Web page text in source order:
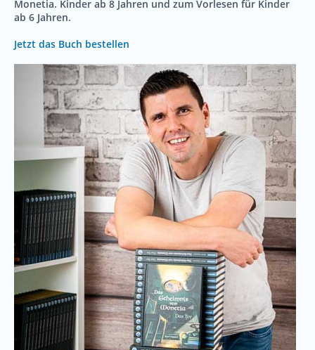
Monetia. Kinder ab 8 Jahren und zum Vorlesen für Kinder
ab 6 Jahren.
Jetzt das Buch bestellen